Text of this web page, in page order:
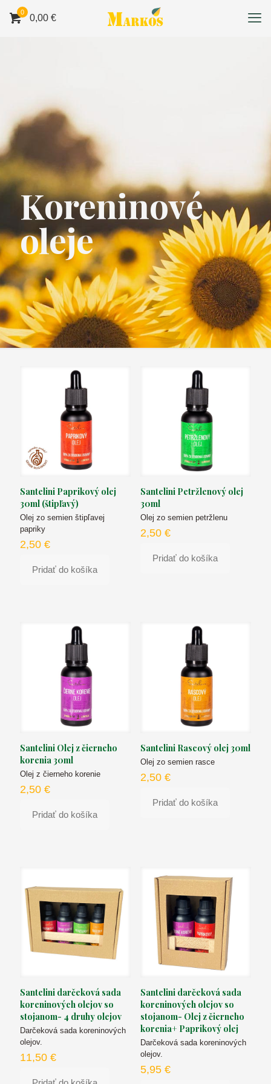
0
0,00 €
Koreninové
oleje
Santelini Paprikový olej
30ml (štipľavý)
Olej zo semien štipľavej
papriky
2,50 €
Pridať do košíka
Santelini Petržlenový olej
30ml
Olej zo semien petržlenu
2,50 €
Pridať do košíka
Santelini Olej z čierneho
korenia 30ml
Olej z čierneho korenie
2,50 €
Pridať do košíka
Santelini Rascový olej 30ml
Olej zo semien rasce
2,50 €
Pridať do košíka
Santelini darčeková sada
koreninových olejov so
stojanom- 4 druhy olejov
Darčeková sada koreninových
olejov.
11,50 €
Santelini darčeková sada
koreninových olejov so
stojanom- Olej z čierneho
korenia+ Paprikový olej
Darčeková sada koreninových
olejov.
5,95 €